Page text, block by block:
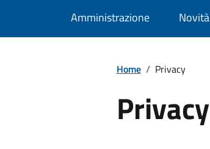
Amministrazione Novità
Home / Privacy
Privacy